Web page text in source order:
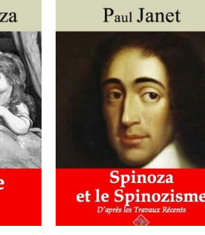
/
AJOUTER AU PANIER
DÉTAILS